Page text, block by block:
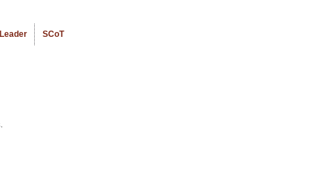
Leader SCoT